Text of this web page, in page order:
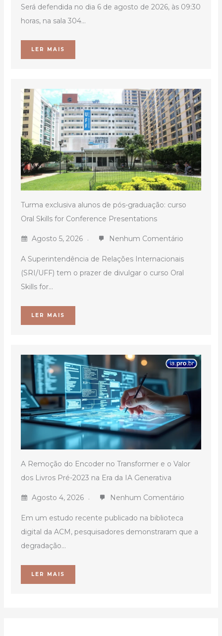
Será defendida no dia 6 de agosto de 2026, às 09:30
horas, na sala 304...
LER MAIS
Turma exclusiva alunos de pós-graduação: curso
Oral Skills for Conference Presentations
Agosto 5, 2026 Nenhum Comentário
A Superintendência de Relações Internacionais
(SRI/UFF) tem o prazer de divulgar o curso Oral
Skills for...
LER MAIS
A Remoção do Encoder no Transformer e o Valor
dos Livros Pré-2023 na Era da IA Generativa
Agosto 4, 2026 Nenhum Comentário
Em um estudo recente publicado na biblioteca
digital da ACM, pesquisadores demonstraram que a
degradação...
LER MAIS